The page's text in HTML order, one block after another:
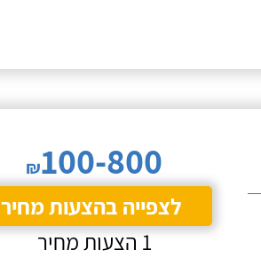
₪100-800
לצפייה בהצעות מחיר
1 הצעות מחיר